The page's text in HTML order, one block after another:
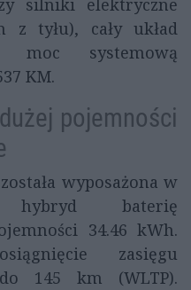
silniki elektryczne
tyłu), cały układ
moc systemową
KM.
pojemności
wyposażona w
hybryd baterię
34.46 kWh.
zasięgu
145 km (WLTP).